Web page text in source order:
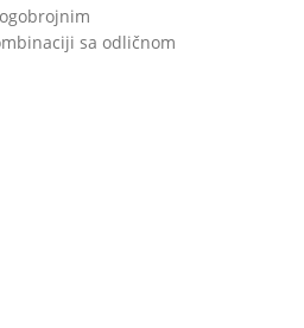
sa odličnom